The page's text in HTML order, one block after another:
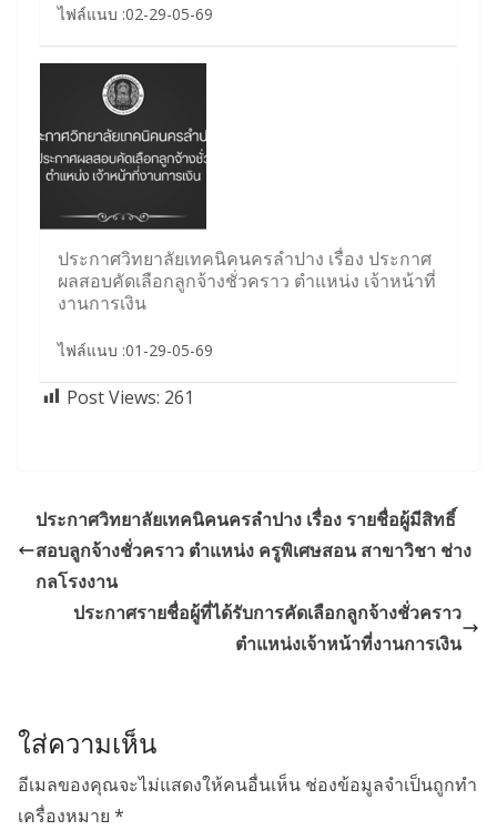
ไฟล์แนบ :02-29-05-69
ประกาศวิทยาลัยเทคนิคนครลำปาง เรื่อง ประกาศ
ผลสอบคัดเลือกลูกจ้างชั่วคราว ตำแหน่ง เจ้าหน้าที่
งานการเงิน
ไฟล์แนบ :01-29-05-69
Post Views: 261
ประกาศวิทยาลัยเทคนิคนครลำปาง เรื่อง รายชื่อผู้มีสิทธิ์
สอบลูกจ้างชั่วคราว ตำแหน่ง ครูพิเศษสอน สาขาวิชา ช่าง
กลโรงงาน
ประกาศรายชื่อผู้ที่ได้รับการคัดเลือกลูกจ้างชั่วคราว
ตำแหน่งเจ้าหน้าที่งานการเงิน
ใส่ความเห็น
อีเมลของคุณจะไม่แสดงให้คนอื่นเห็น ช่องข้อมูลจำเป็นถูกทำ
เครื่องหมาย *